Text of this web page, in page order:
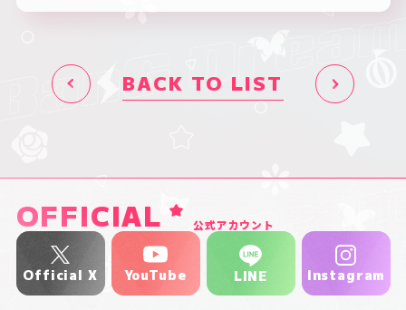
BACK TO LIST
OFFICIAL 公式アカウント
Official X YouTube LINE Instagram